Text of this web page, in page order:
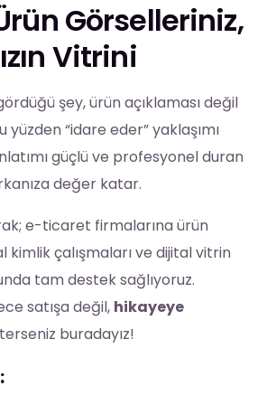
Görselleriniz,
Vitrini
şey, ürün açıklaması değil
yüzden “idare eder” yaklaşımı
güçlü ve profesyonel duran
değer katar.
e-ticaret firmalarına ürün
kimlik çalışmaları ve dijital vitrin
tam destek sağlıyoruz.
satışa değil, hikayeye
buradayız!